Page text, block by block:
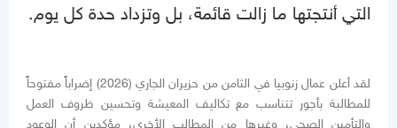
التي أنتجتها ما زالت قائمة، بل وتزداد حدة كل يوم.
لقد أعلن عمال زنوبيا في الثامن من حزيران الجاري (2026) إضراباً مفتوحاً
للمطالبة بأجور تتناسب مع تكاليف المعيشة وتحسين ظروف العمل
والتأمين الصحي، وغيرها من المطالب الأخرى، مؤكدين أن الوعود